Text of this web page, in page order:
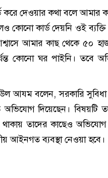
দেওয়ার কথা বলে আমার
কোনো কার্ড দেয়নি ওই
আমার কাছ থেকে ৫০
কোনো ঘর পাইনি। তবে
আযম বলেন, সরকারি
অভিযোগ দিয়েছেন। বিষয়টি
থাকায় তাদের কাছেও
আইনগত ব্যবস্থা নেওয়া হবে।